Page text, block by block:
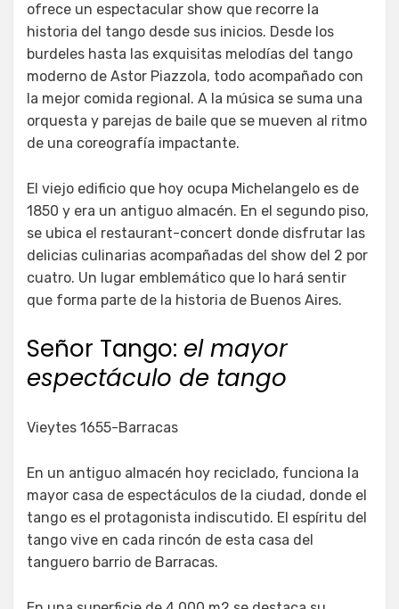
ofrece un espectacular show que recorre la
historia del tango desde sus inicios. Desde los
burdeles hasta las exquisitas melodías del tango
moderno de Astor Piazzola, todo acompañado con
la mejor comida regional. A la música se suma una
orquesta y parejas de baile que se mueven al ritmo
de una coreografía impactante.
El viejo edificio que hoy ocupa Michelangelo es de
1850 y era un antiguo almacén. En el segundo piso,
se ubica el restaurant-concert donde disfrutar las
delicias culinarias acompañadas del show del 2 por
cuatro. Un lugar emblemático que lo hará sentir
que forma parte de la historia de Buenos Aires.
Señor Tango: el mayor
espectáculo de tango
Vieytes 1655-Barracas
En un antiguo almacén hoy reciclado, funciona la
mayor casa de espectáculos de la ciudad, donde el
tango es el protagonista indiscutido. El espíritu del
tango vive en cada rincón de esta casa del
tanguero barrio de Barracas.